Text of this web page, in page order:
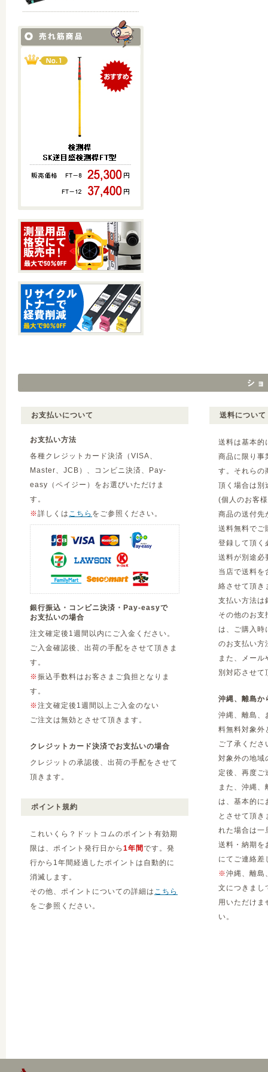
お支払いについて
お支払い方法
各種クレジットカード決済（VISA、
Master、JCB）、コンビニ決済、Pay-
easy（ペイジー）をお選びいただけま
す。
※詳しくは こちら をご参照ください。
銀行振込・コンビニ決済・Pay-easyで
お支払いの場合
注文確定後1週間以内にご入金ください。
ご入金確認後、出荷の手配をさせて頂きま
す。
※振込手数料はお客さまご負担となりま
す。
※注文確定後1週間以上ご入金のない
ご注文は無効とさせて頂きます。
クレジットカード決済でお支払いの場合
クレジットの承認後、出荷の手配をさせて
頂きます。
ポイント規約
これいくら？ドットコムのポイント有効期
限は、ポイント発行日から 1年間です。発
行から1年間経過したポイントは自動的に
消滅します。
その他、ポイントについての詳細は こちら
をご参照ください。
送料について
送料は基本的
商品に限り事
す。それらの
頂く場合は別
(個人のお客
商品の送付先
送料無料でご
登録して頂く
送料が別途必
当店で送料を
絡させて頂き
支払い方法は
その他のお支
は、ご購入時
のお支払い方
また、メー
別対応させて
沖縄、離島か
沖縄、離島、
料無料対象外
ご了承くださ
対象外の地域
定後、再度ご
また、沖縄
は、基本的に
とさせて頂
れた場合は一
送料・納期を
にてご連絡差
※沖縄、離島
文につきまし
用いただけま
い。